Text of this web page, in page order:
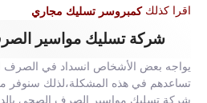
اقرا كذلككمبروسر تسليك مجاري
شركة تسليك مواسير
يواجه بعض الأشخاص انسداد في
تساعدهم في هذه المشكلة،لذلك سنوفر
شركة تسليك مواسير الصرف الصحى